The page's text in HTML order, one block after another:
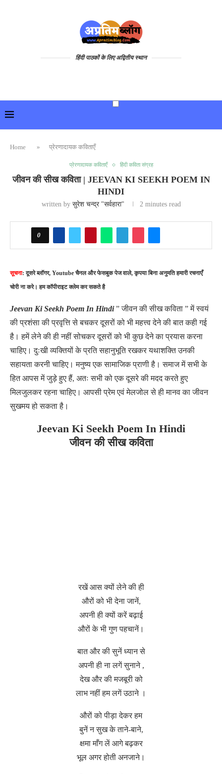
हिंदी पाठकों के लिए अद्वितीय स्थान
Home » प्रेरणादायक कविताएँ
प्रेरणादायक कविताएँ हिंदी कविता संग्रह
जीवन की सीख कविता | JEEVAN KI SEEKH POEM IN
HINDI
written by सुरेश चन्द्र "सर्वहारा" 2 minutes read
0
सूचना: दूसरे ब्लॉगर, Youtube चैनल और फेसबुक पेज वाले, कृपया बिना अनुमति हमारी रचनाएँ
चोरी ना करे। हम कॉपीराइट क्लेम कर सकते है
Jeevan Ki Seekh Poem In Hindi” जीवन की सीख कविता ” में स्वयं
की प्रशंसा की प्रवृत्ति से बचकर दूसरों को भी महत्त्व देने की बात कही गई
है। हमें लेने की ही नहीं सोचकर दूसरों को भी कुछ देने का प्रयास करना
चाहिए। दुःखी व्यक्तियों के प्रति सहानुभूति रखकर यथाशक्ति उनकी
सहायता करनी चाहिए। मनुष्य एक सामाजिक प्राणी है। समाज में सभी के
हित आपस में जुड़े हुए हैं, अतः सभी को एक दूसरे की मदद करते हुए
मिलजुलकर रहना चाहिए। आपसी प्रेम एवं मेलजोल से ही मानव का जीवन
सुखमय हो सकता है।
Jeevan Ki Seekh Poem In Hindi
जीवन की सीख कविता
रखें आस क्यों लेने की ही
औरों को भी देना जानें,
अपनी ही क्यों करें बढ़ाई
औरों के भी गुण पहचानें।
बात और की सुनें ध्यान से
अपनी ही ना लगें सुनाने ,
देख और की मजबूरी को
लाभ नहीं हम लगें उठाने ।
औरों को पीड़ा देकर हम
बुनें न सुख के ताने-बाने,
क्षमा माँग लें आगे बढ़कर
भूल अगर होती अनजाने।